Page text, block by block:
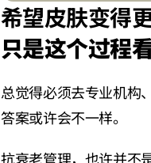
希望皮肤变得
只是这个过程
总觉得必须去专业机构
答案或许会不一样。
抗衰老管理，也许并